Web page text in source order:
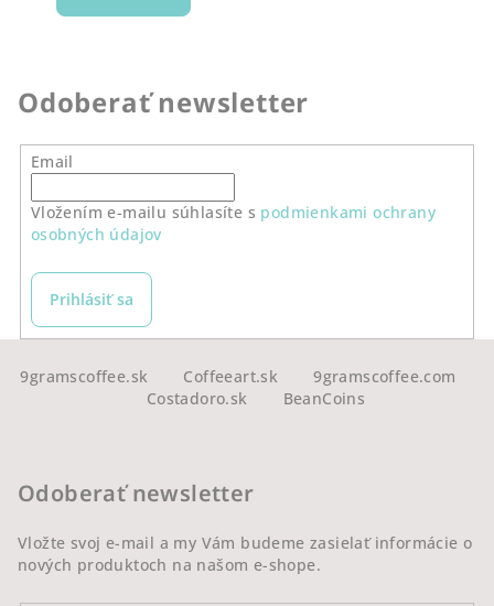
Odoberať newsletter
Email
Vložením e-mailu súhlasíte s podmienkami ochrany
osobných údajov
Prihlásiť sa
9gramscoffee.sk Coffeeart.sk
9gramscoffee.com
Costadoro.sk
BeanCoins
Odoberať newsletter
Vložte svoj e-mail a my Vám budeme zasielať informácie o
nových produktoch na našom e-shope.